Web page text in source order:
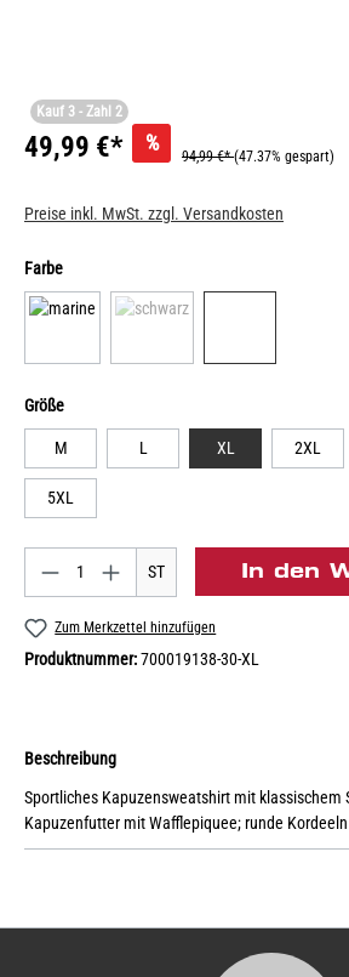
Kauf 3 - Zahl 2
49,99 €* %
94,99 €*(47.37% gespart)
Preise inkl. MwSt. zzgl. Versandkosten
Farbe
Größe
M L XL 2XL
5XL
ST In den
Zum Merkzettel hinzufügen
Produktnummer:700019138-30-XL
Beschreibung
Sportliches Kapuzensweatshirt mit klassischem
Kapuzenfutter mit Wafflepiquee; runde